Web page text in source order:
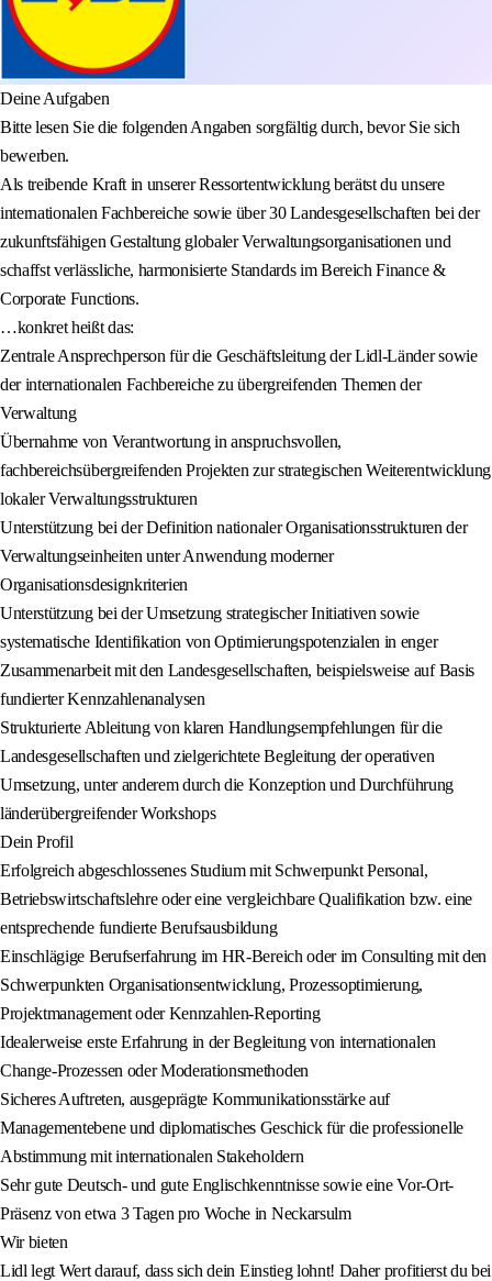
Deine Aufgaben
Bitte lesen Sie die folgenden Angaben sorgfältig durch, bevor Sie sich
bewerben.
Als treibende Kraft in unserer Ressortentwicklung berätst du unsere
internationalen Fachbereiche sowie über 30 Landesgesellschaften bei der
zukunftsfähigen Gestaltung globaler Verwaltungsorganisationen und
schaffst verlässliche, harmonisierte Standards im Bereich Finance &
Corporate Functions.
…konkret heißt das:
Zentrale Ansprechperson für die Geschäftsleitung der Lidl-Länder sowie
der internationalen Fachbereiche zu übergreifenden Themen der
Verwaltung
Übernahme von Verantwortung in anspruchsvollen,
fachbereichsübergreifenden Projekten zur strategischen Weiterentwicklung
lokaler Verwaltungsstrukturen
Unterstützung bei der Definition nationaler Organisationsstrukturen der
Verwaltungseinheiten unter Anwendung moderner
Organisationsdesignkriterien
Unterstützung bei der Umsetzung strategischer Initiativen sowie
systematische Identifikation von Optimierungspotenzialen in enger
Zusammenarbeit mit den Landesgesellschaften, beispielsweise auf Basis
fundierter Kennzahlenanalysen
Strukturierte Ableitung von klaren Handlungsempfehlungen für die
Landesgesellschaften und zielgerichtete Begleitung der operativen
Umsetzung, unter anderem durch die Konzeption und Durchführung
länderübergreifender Workshops
Dein Profil
Erfolgreich abgeschlossenes Studium mit Schwerpunkt Personal,
Betriebswirtschaftslehre oder eine vergleichbare Qualifikation bzw. eine
entsprechende fundierte Berufsausbildung
Einschlägige Berufserfahrung im HR-Bereich oder im Consulting mit den
Schwerpunkten Organisationsentwicklung, Prozessoptimierung,
Projektmanagement oder Kennzahlen-Reporting
Idealerweise erste Erfahrung in der Begleitung von internationalen
Change-Prozessen oder Moderationsmethoden
Sicheres Auftreten, ausgeprägte Kommunikationsstärke auf
Managementebene und diplomatisches Geschick für die professionelle
Abstimmung mit internationalen Stakeholdern
Sehr gute Deutsch- und gute Englischkenntnisse sowie eine Vor-Ort-
Präsenz von etwa 3 Tagen pro Woche in Neckarsulm
Wir bieten
Lidl legt Wert darauf, dass sich dein Einstieg lohnt! Daher profitierst du bei